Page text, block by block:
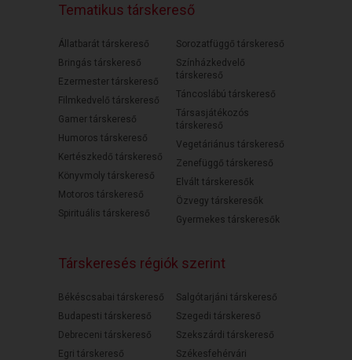
Tematikus társkereső
Állatbarát társkereső
Bringás társkereső
Ezermester társkereső
Filmkedvelő társkereső
Gamer társkereső
Humoros társkereső
Kertészkedő társkereső
Könyvmoly társkereső
Motoros társkereső
Spirituális társkereső
Sorozatfüggő társkereső
Színházkedvelő
társkereső
Táncoslábú társkereső
Társasjátékozós
társkereső
Vegetáriánus társkereső
Zenefüggő társkereső
Elvált társkeresők
Özvegy társkeresők
Gyermekes társkeresők
Társkeresés régiók szerint
Békéscsabai társkereső
Budapesti társkereső
Debreceni társkereső
Egri társkereső
Salgótarjáni társkereső
Szegedi társkereső
Szekszárdi társkereső
Székesfehérvári